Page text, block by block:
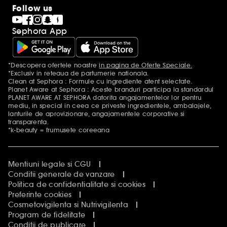
Clean at Sephora
Black Friday la Sephora
Singles' Day la Sephora
Sitemap
Follow us
Sephora App
Mentiuni aditionale
*Descopera ofertele noastrein pagina de Oferte Speciale.
*Exclusiv in reteaua de parfumerie nationala.
Clean at Sephora : Formule cu ingrediente atent selectate.
Planet Aware at Sephora : Aceste branduri participa la standardul
PLANET AWARE AT SEPHORA datorita angajamentelor lor pentru
mediu, in special in ceea ce priveste ingredientele, ambalajele,
lanturile de aprovizionare, angajamentele corporative si
transparenta.
*k-beauty = frumusete coreeana
Mentiuni legale si CGU
Conditii generale de vanzare
Politica de confidentialitate si cookies
Preferinte cookies
Cosmetovigilenta si Nutrivigilenta
Program de fidelitate
Conditii de publicare